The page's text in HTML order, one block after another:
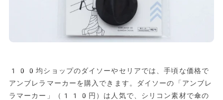
100均ショップのダイソーやセリアでは、手頃な価格で
アンブレラマーカーを購入できます。ダイソーの「アンブレ
ラマーカー」（110円）は人気で、シリコン素材で傘の